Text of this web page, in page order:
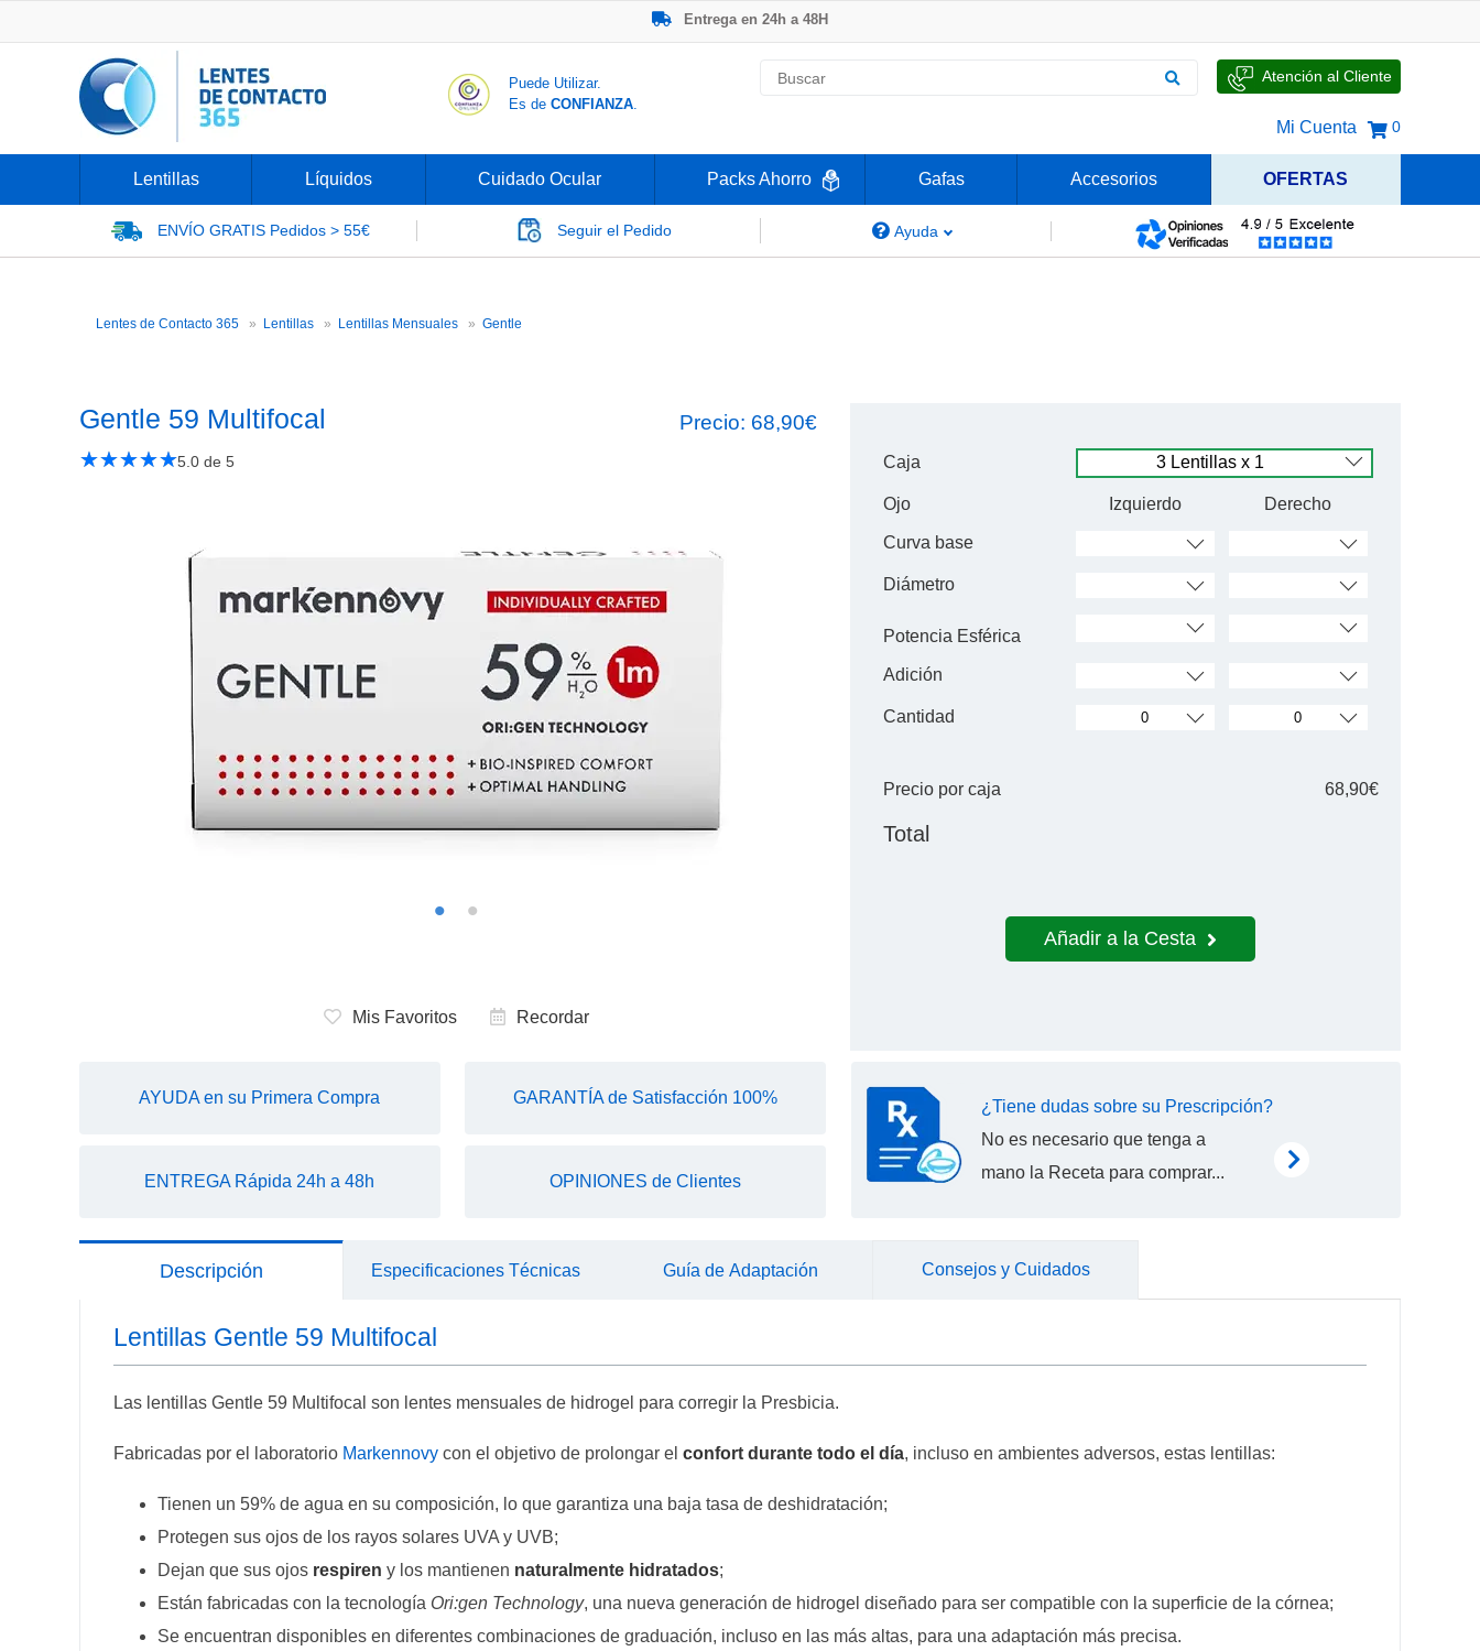
Entrega en 24h a 48H
Nº1 en Opinión de los Clientes
Puede Utilizar.
Es de CONFIANZA.
Atención al Cliente
Mi Cuenta 0
Lentillas Líquidos Cuidado Ocular Packs Ahorro Gafas Accesorios OFERTAS
ENVÍO GRATIS Pedidos > 55€ Seguir el Pedido Ayuda
Lentes de Contacto 365 Lentillas Lentillas Mensuales Gentle
Gentle 59 Multifocal
★★★★★
☆☆☆☆☆5.0 de 5
Precio: 68,90€
Mis Favoritos Recordar
Caja
Ojo Izquierdo Derecho
Curva base
Diámetro
Potencia Esférica
Adición
Cantidad
Precio por caja 68,90€
Total
Añadir a la Cesta
AYUDA en su Primera Compra
ENTREGA Rápida 24h a 48h
GARANTÍA de Satisfacción 100%
OPINIONES de Clientes
¿Tiene dudas sobre su Prescripción?
No es necesario que tenga a
mano la Receta para comprar...
Descripción Especificaciones Técnicas Guía de Adaptación Consejos y Cuidados
Lentillas Gentle 59 Multifocal
Las lentillas Gentle 59 Multifocal son lentes mensuales de hidrogel para corregir la Presbicia.
Fabricadas por el laboratorio Markennovy con el objetivo de prolongar el confort durante todo el día, incluso en ambientes adversos, estas lentillas:
Tienen un 59% de agua en su composición, lo que garantiza una baja tasa de deshidratación;
Protegen sus ojos de los rayos solares UVA y UVB;
Dejan que sus ojos respiren y los mantienen naturalmente hidratados;
Están fabricadas con la tecnología Ori:gen Technology, una nueva generación de hidrogel diseñado para ser compatible con la superficie de la córnea;
Se encuentran disponibles en diferentes combinaciones de graduación, incluso en las más altas, para una adaptación más precisa.